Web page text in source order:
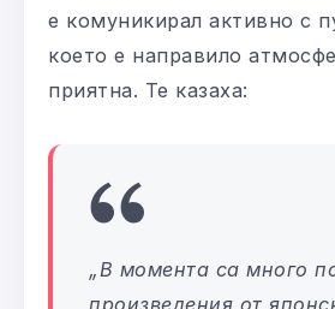
е комуникирал активно с
което е направило
приятна. Те казаха:
„В момента са много
произведения от